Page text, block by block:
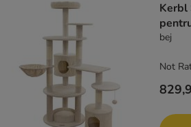
Kerbl
bej
Not